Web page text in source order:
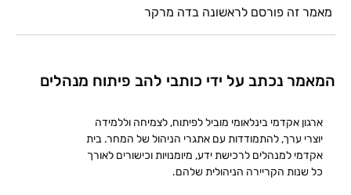
מאמר זה פורסם לראשונה בדה מרקר
המאמר נכתב על ידי כותבי להב פיתוח מנהלים
ארגון אקדמי בינלאומי מוביל לפיתוח, לצמיחה וללמידה
יוצרי ערך, להתמודדות עם אתגרי הניהול של המחר. בית
אקדמי למנהלים לרכישת ידע, מיומנויות וכישורים לאורך
כל שנות הקריירה הניהולית שלהם.